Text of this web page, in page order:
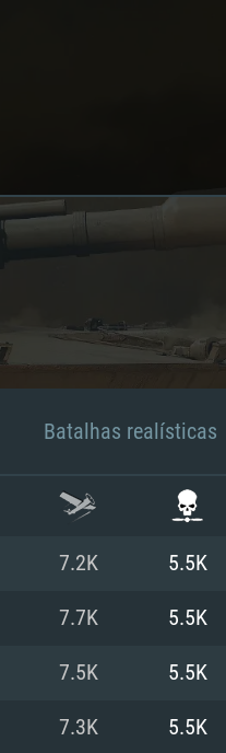
Batalhas realísticas
7.2K 5.5K
7.7K 5.5K
7.5K 5.5K
7.3K 5.5K